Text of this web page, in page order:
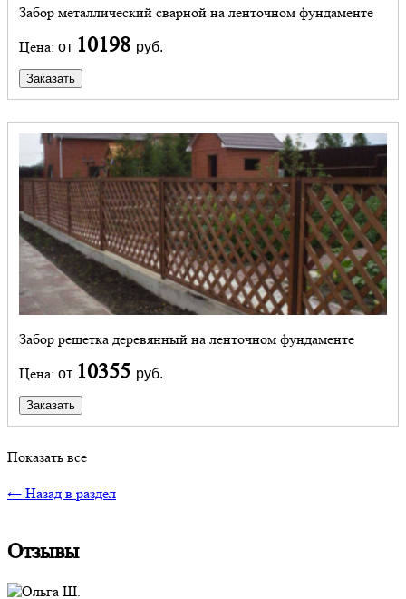
Забор металлический сварной на ленточном фундаменте
Цена: от 10198 руб.
Заказать
Забор решетка деревянный на ленточном фундаменте
Цена: от 10355 руб.
Заказать
Показать все
← Назад в раздел
Отзывы